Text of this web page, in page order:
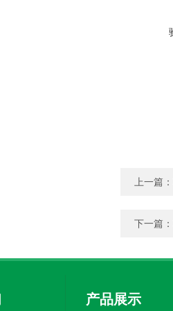
上一篇：
下一篇：
产品展示